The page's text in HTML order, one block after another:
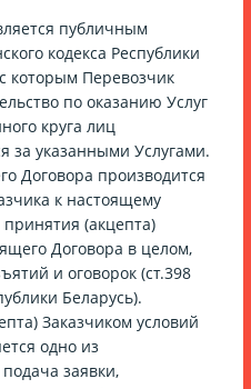
публичным
кодекса Республики
которым Перевозчик
по оказанию Услуг
круга лиц
за указанными Услугами.
Договора производится
к настоящему
принятия (акцепта)
Договора в целом,
и оговорок (ст.398
Беларусь).
Заказчиком условий
одно из
заявки,